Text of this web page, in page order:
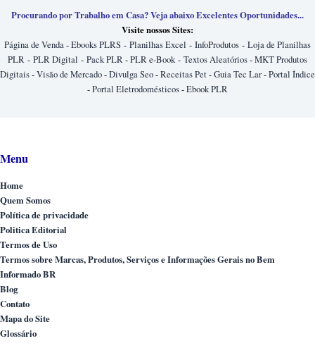
Procurando por Trabalho em Casa? Veja abaixo Excelentes Oportunidades...
Visite nossos Sites:
Página de Venda-Ebooks PLRS - Planilhas Excel - InfoProdutos - Loja de Planilhas
PLR - PLR Digital - Pack PLR-PLR e-Book- Textos Aleatórios-MKT Produtos
Digitais-Visão de Mercado-Divulga Seo-Receitas Pet-Guia Tec Lar-Portal Índice
-Portal Eletrodomésticos-Ebook PLR
Menu
Home
Quem Somos
Política de privacidade
Politica Editorial
Termos de Uso
Termos sobre Marcas, Produtos, Serviços e Informações Gerais no Bem
Informado BR
Blog
Contato
Mapa do Site
Glossário